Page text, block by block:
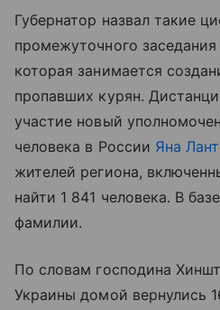
Губернатор назвал такие
промежуточного
которая занимается
пропавших курян.
участие новый
человека в России Яна
жителей региона,
найти 1 841 человека. В
фамилии.
По словам господина
Украины домой вернулись